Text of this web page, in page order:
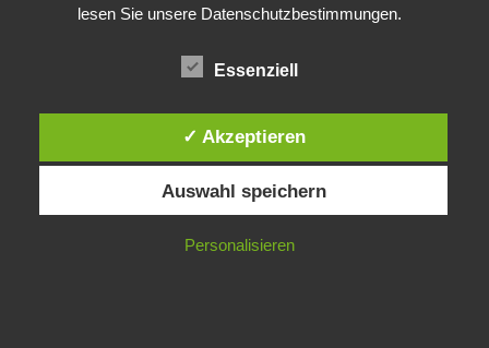
lesen Sie unsere Datenschutzbestimmungen.
Essenziell
✓ Akzeptieren
Auswahl speichern
Personalisieren